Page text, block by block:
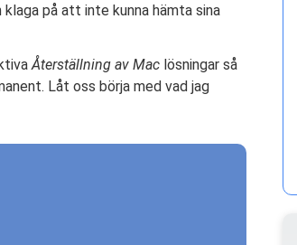
på att inte kunna hämta sina
Återställning av Mac lösningar så
Låt oss börja med vad jag